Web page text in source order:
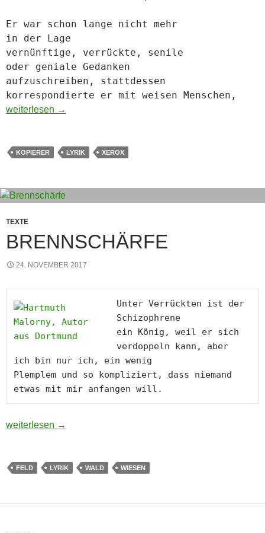
Er war schon lange nicht mehr
in der Lage
vernünftige, verrückte, senile
oder geniale Gedanken
aufzuschreiben, stattdessen
korrespondierte er mit weisen Menschen,
Lyrik
weiterlesen →
KOPIERER LYRIK XEROX
TEXTE
BRENNSCHÄRFE
24. NOVEMBER 2017
Unter Verrückten ist der
Schizophrene
ein König, weil er sich
verdoppeln kann, aber
ich bin nur ich, ein wenig
Plemplem und so
etwas mit mir anfangen will.
Brennschärfe
weiterlesen →
FELD LYRIK WALD WIESEN